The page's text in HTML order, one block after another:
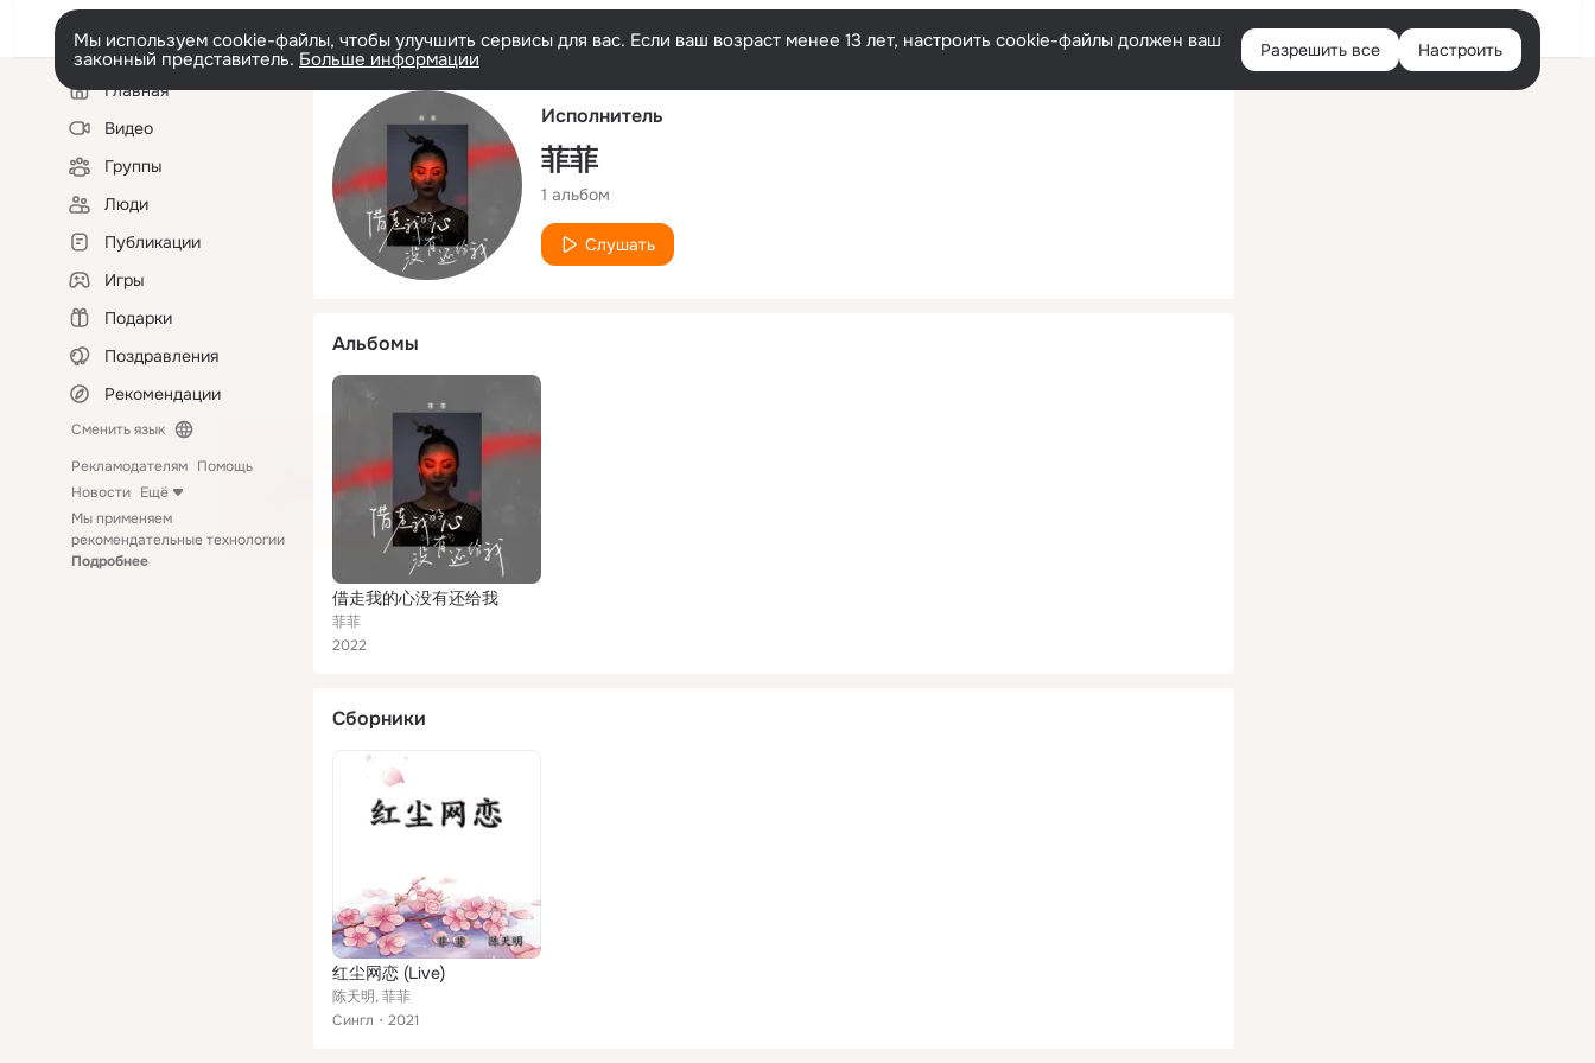
Русский Войти
Мы используем cookie-файлы, чтобы улучшить сервисы для вас. Если ваш возраст менее 13 лет, настроить cookie-файлы должен ваш
законный представитель. Больше информации Разрешить все Настроить
Левая
колонкаГлавная
Видео
Группы
Люди
Публикации
Игры
Подарки
Поздравления
Рекомендации
Сменить язык
Рекламодателям Помощь
Новости Ещё
Мы применяем
рекомендательные технологии
Подробнее
Исполнитель
菲菲
1 альбом
Слушать
Альбомы
借走我的心没有还给我
菲菲
2022
Сборники
红尘网恋 (Live)
陈天明, 菲菲
Сингл
2021